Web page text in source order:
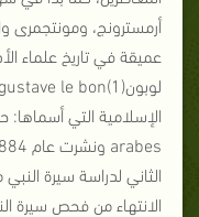
أرمسترونج، ومونتجمرى
عميقة في تاريخ علماء
الثاني لدراسة سيرة
الانتهاء من فحص سيرة